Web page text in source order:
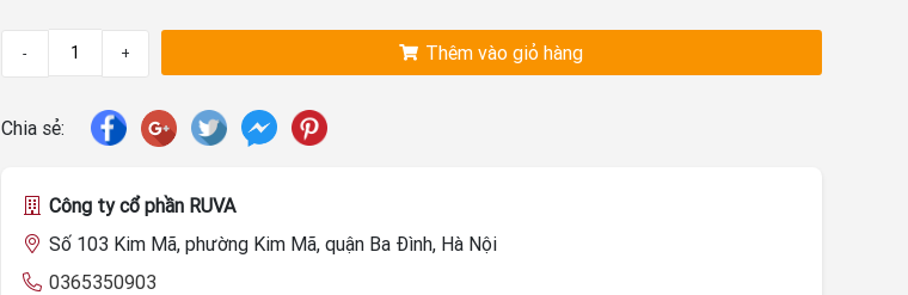
- + Thêm vào giỏ hàng
Chia sẻ:
Công ty cổ phần RUVA
Số 103 Kim Mã, phường Kim Mã, quận Ba Đình, Hà Nội
0365350903